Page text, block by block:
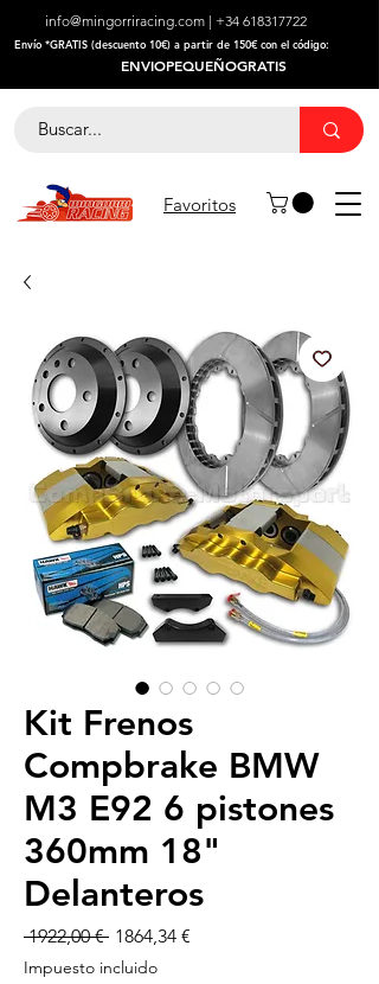
info@mingorriracing.com | +34 618317722
​Envío *GRATIS (descuento 10€) a partir de 150€ con el código:
ENVIOPEQUEÑOGRATIS
Favoritos
Kit Frenos
Compbrake BMW
M3 E92 6 pistones
360mm 18"
Delanteros
1922,00 € Precio
1864,34 €
Impuesto incluido